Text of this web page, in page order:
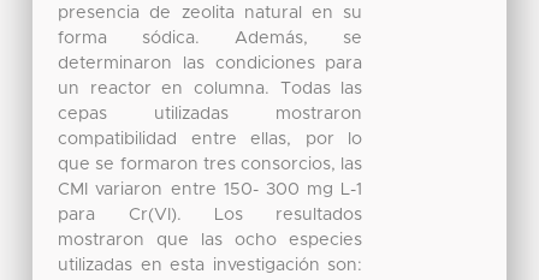
presencia de zeolita natural en su
forma sódica. Además, se
determinaron las condiciones para
un reactor en columna. Todas las
cepas utilizadas mostraron
compatibilidad entre ellas, por lo
que se formaron tres consorcios, las
CMI variaron entre 150- 300 mg L-1
para Cr(VI). Los resultados
mostraron que las ocho especies
utilizadas en esta investigación son: